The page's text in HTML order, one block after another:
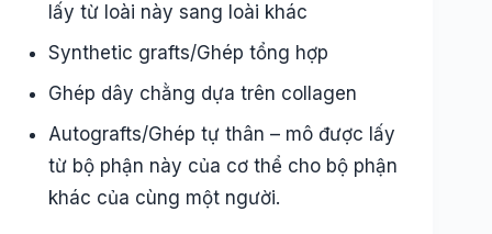
lấy từ loài này sang loài khác
Synthetic grafts/Ghép tổng hợp
Ghép dây chằng dựa trên collagen
Autografts/Ghép tự thân – mô được lấy
từ bộ phận này của cơ thể cho bộ phận
khác của cùng một người.